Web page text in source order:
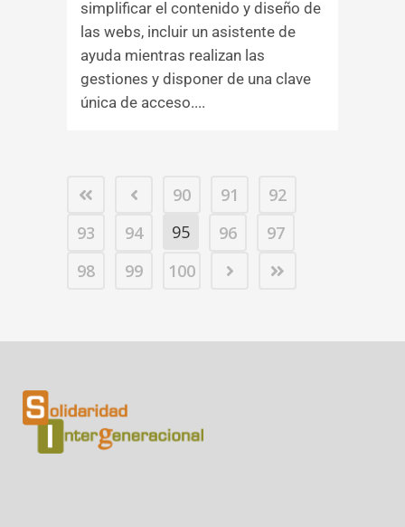
simplificar el contenido y diseño de
las webs, incluir un asistente de
ayuda mientras realizan las
gestiones y disponer de una clave
única de acceso....
90 91
92
93
94 95 96
97
98
99 100